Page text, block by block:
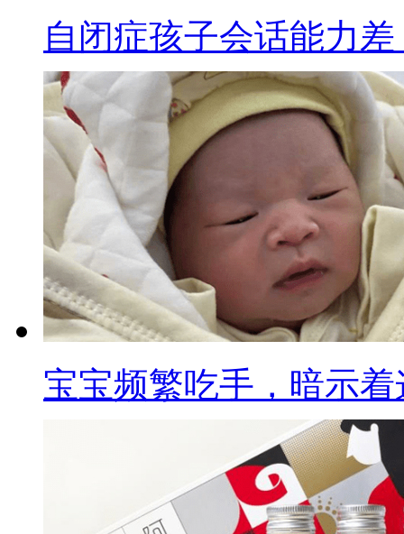
自闭症孩子会话能力
宝宝频繁吃手，暗示